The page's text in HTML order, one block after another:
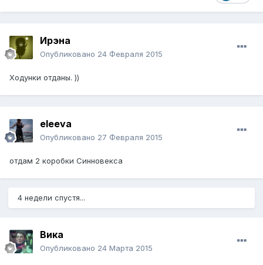
Ирэна
Опубликовано 24 Февраля 2015
Ходунки отданы. ))
eleeva
Опубликовано 27 Февраля 2015
отдам 2 коробки Синновекса
4 недели спустя...
Вика
Опубликовано 24 Марта 2015